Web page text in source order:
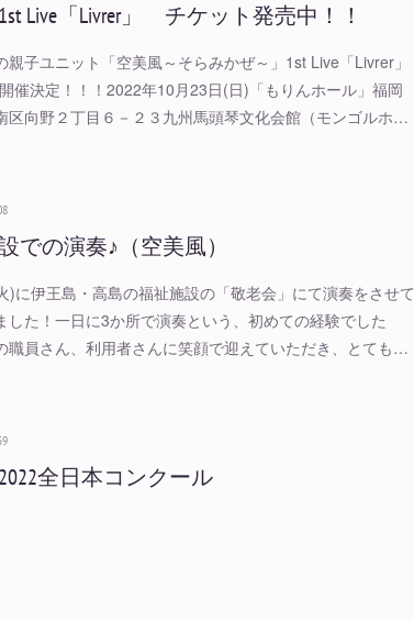
Live「Livrer」 チケット発売中！！
親子ユニット「空美風～そらみかぜ～」1st Live「Livrer」
催決定！！！2022年10月23日(日)「もりんホール」福岡
区向野２丁目６－２３九州馬頭琴文化会館（モンゴルホ…
での演奏♪（空美風）
)に伊王島・高島の福祉施設の「敬老会」にて演奏をさせて
した！一日に3か所で演奏という、初めての経験でした
職員さん、利用者さんに笑顔で迎えていただき、とても…
全日本コンクール